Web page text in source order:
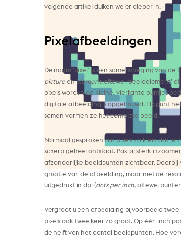
volgende artikel duiken we er dieper in.
Pixelafbeeldingen
De naam ‘pixel’ is een samenvoeging van de
picture enelement, oftewel ‘beeldelement’ of
pixels worden de kleine, vierkante puntjes
digitale afbeelding is opgebouwd. Elk punt
samen vormen ze het complete beeld.
Normaal gesproken zijn pixels zo klein dat je
scherp geheel ontstaat. Pas bij sterk
afzonderlijke beeldpunten zichtbaar. Daarbij
grootte van de afbeelding, maar niet de
uitgedrukt in dpi (dots per inch, oftewel
Vergroot u een afbeelding bijvoorbeeld twee
pixels ook twee keer zo groot. Op één inch
de helft van het aantal beeldpunten. Hoe